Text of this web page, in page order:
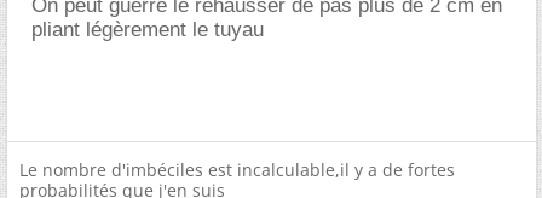
On peut guerre le réhausser de pas plus de 2 cm en
pliant légèrement le tuyau
Le nombre d'imbéciles est incalculable,il y a de fortes
probabilités que j'en suis